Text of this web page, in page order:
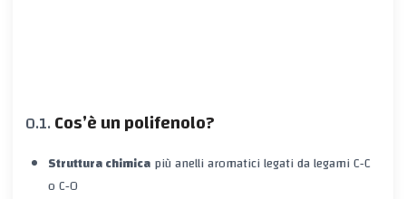
Cos’è un polifenolo?
Struttura chimicapiù anelli aromatici legati da legami C‑C
o C‑O